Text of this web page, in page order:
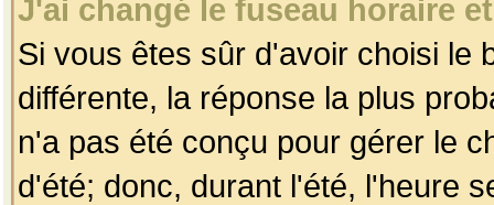
J'ai changé le fuseau horaire
Si vous êtes sûr d'avoir choisi le
différente, la réponse la plus
n'a pas été conçu pour gérer le
d'été; donc, durant l'été, l'heure